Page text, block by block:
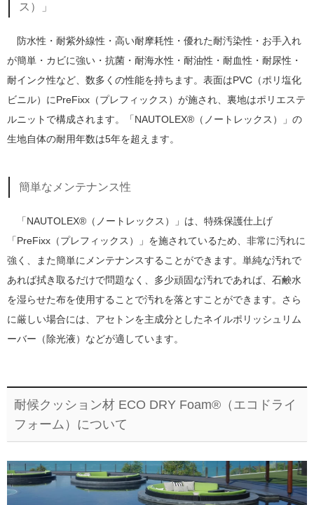
ス）」
防水性・耐紫外線性・高い耐摩耗性・優れた耐汚染性・お手入れ
が簡単・カビに強い・抗菌・耐海水性・耐油性・耐血性・耐尿性・
耐インク性など、数多くの性能を持ちます。表面はPVC（ポリ塩化
ビニル）にPreFixx（プレフィックス）が施され、裏地はポリエステ
ルニットで構成されます。「NAUTOLEX®（ノートレックス）」の
生地自体の耐用年数は5年を超えます。
簡単なメンテナンス性
「NAUTOLEX®（ノートレックス）」は、特殊保護仕上げ
「PreFixx（プレフィックス）」を施されているため、非常に汚れに
強く、また簡単にメンテナンスすることができます。単純な汚れで
あれば拭き取るだけで問題なく、多少頑固な汚れであれば、石鹸水
を湿らせた布を使用することで汚れを落とすことができます。さら
に厳しい場合には、アセトンを主成分としたネイルポリッシュリム
ーバー（除光液）などが適しています。
耐候クッション材 ECO DRY Foam®（エコドライ
フォーム）について